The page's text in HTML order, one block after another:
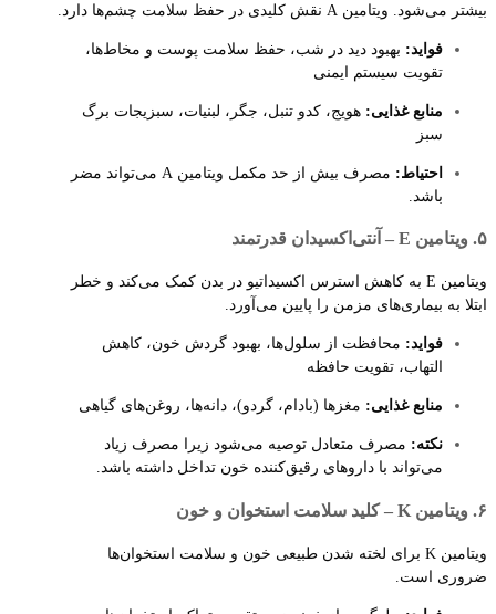
بیشتر می‌شود. ویتامین A نقش کلیدی در حفظ سلامت چشم‌ها دارد.
فواید: بهبود دید در شب، حفظ سلامت پوست و مخاط‌ها،
تقویت سیستم ایمنی
منابع غذایی: هویج، کدو تنبل، جگر، لبنیات، سبزیجات برگ
سبز
احتیاط:
مصرف بیش از حد مکمل ویتامین A می‌تواند مضر
باشد.
۵. ویتامین E – آنتی‌اکسیدان قدرتمند
ویتامین E به کاهش استرس اکسیداتیو در بدن کمک می‌کند و خطر
ابتلا به بیماری‌های مزمن را پایین می‌آورد.
فواید: محافظت از سلول‌ها، بهبود گردش خون، کاهش
التهاب، تقویت حافظه
منابع غذایی: مغزها (بادام، گردو)، دانه‌ها، روغن‌های گیاهی
نکته: مصرف متعادل توصیه می‌شود زیرا مصرف زیاد
می‌تواند با داروهای رقیق‌کننده خون تداخل داشته باشد.
۶. ویتامین K – کلید سلامت استخوان و خون
ویتامین K برای لخته شدن طبیعی خون و سلامت استخوان‌ها
ضروری است.